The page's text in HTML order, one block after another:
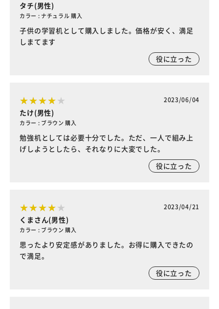
タチ(男性)
カラー : ナチュラル 購入
子供の学習机として購入しました。価格が安く、満足
しまてます
役に立った
2023/06/04
たけ(男性)
カラー : ブラウン 購入
勉強机としては必要十分でした。ただ、一人で組み上
げしようとしたら、それなりに大変でした。
役に立った
2023/04/21
くまさん(男性)
カラー : ブラウン 購入
思ったより安定感がありました。お得に購入できたの
で満足。
役に立った